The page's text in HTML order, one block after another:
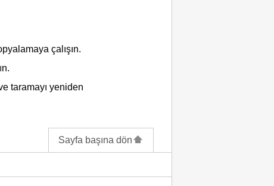
çalışın.
taramayı yeniden
Sayfa başına dön